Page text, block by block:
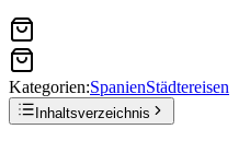
Kategorien:SpanienStädtereisen
Inhaltsverzeichnis